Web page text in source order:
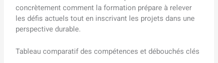
concrètement comment la formation prépare à relever
les défis actuels tout en inscrivant les projets dans une
perspective durable.
Tableau comparatif des compétences et débouchés clés